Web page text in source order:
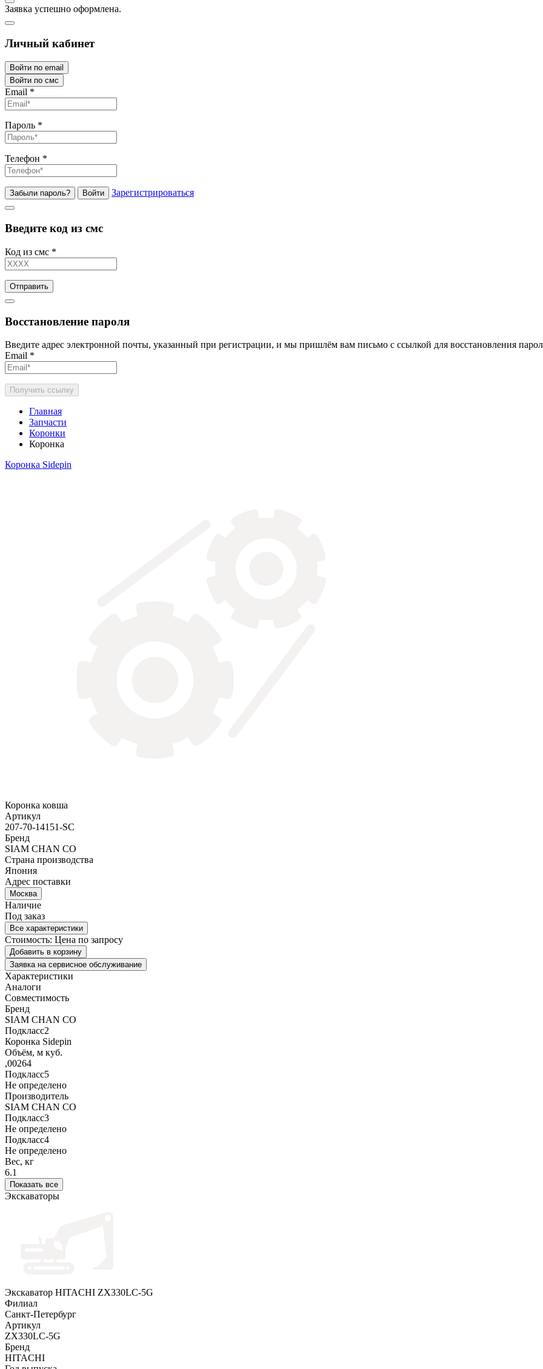
Заявка успешно оформлена.
Личный кабинет
Войти по email
Войти по смс
Email *
Пароль *
Телефон *
Забыли пароль? Войти Зарегистрироваться
Введите код из смс
Код из смс *
Отправить
Восстановление пароля
Введите адрес электронной почты, указанный при регистрации, и мы пришлём вам письмо с ссылкой для восстановления
Email *
Получить ссылку
Главная
Запчасти
Коронки
Коронка
Коронка Sidepin
Коронка ковша
Артикул
207-70-14151-SC
Бренд
SIAM CHAN CO
Страна производства
Япония
Адрес поставки
Москва
Наличие
Под заказ
Все характеристики
Стоимость: Цена по запросу
Добавить в корзину
Заявка на сервисное обслуживание
Характеристики
Аналоги
Совместимость
Бренд
SIAM CHAN CO
Подкласс2
Коронка Sidepin
Объём, м куб.
,00264
Подкласс5
Не определено
Производитель
SIAM CHAN CO
Подкласс3
Не определено
Подкласс4
Не определено
Вес, кг
6.1
Показать все
Экскаваторы
Экскаватор HITACHI ZX330LC-5G
Филиал
Санкт-Петербург
Артикул
ZX330LC-5G
Бренд
HITACHI